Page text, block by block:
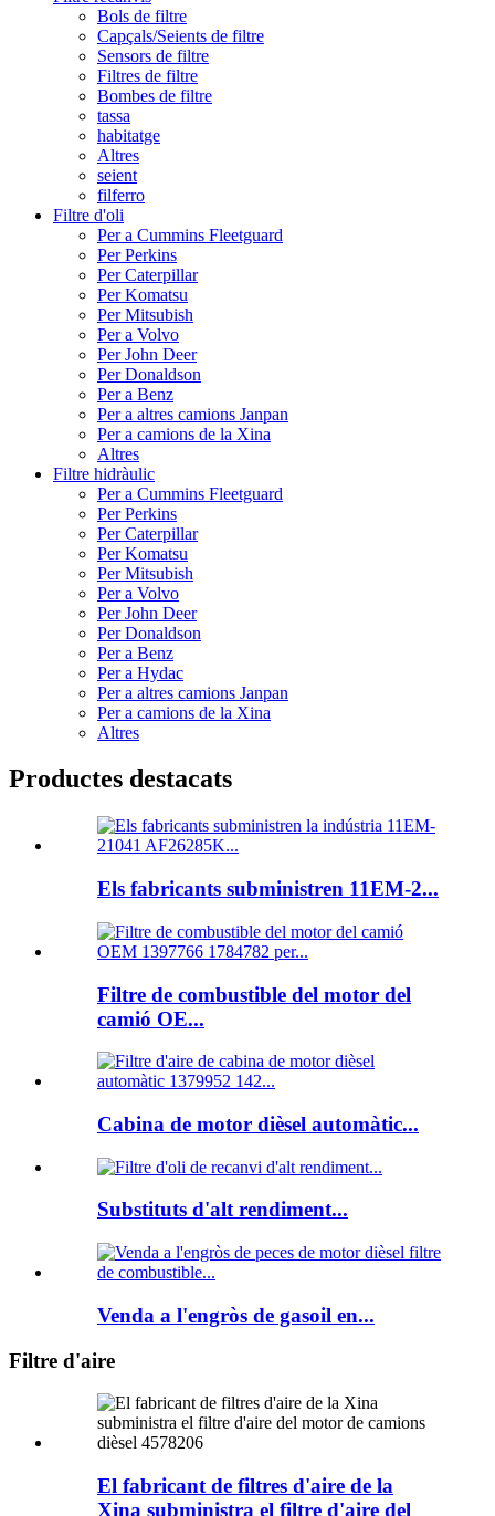
Bols de filtre
Capçals/Seients de filtre
Sensors de filtre
Filtres de filtre
Bombes de filtre
tassa
habitatge
Altres
seient
filferro
Filtre d'oli
Per a Cummins Fleetguard
Per Perkins
Per Caterpillar
Per Komatsu
Per Mitsubish
Per a Volvo
Per John Deer
Per Donaldson
Per a Benz
Per a altres camions Janpan
Per a camions de la Xina
Altres
Filtre hidràulic
Per a Cummins Fleetguard
Per Perkins
Per Caterpillar
Per Komatsu
Per Mitsubish
Per a Volvo
Per John Deer
Per Donaldson
Per a Benz
Per a Hydac
Per a altres camions Janpan
Per a camions de la Xina
Altres
Productes destacats
Els fabricants subministren 11EM-2...
Filtre de combustible del motor del
camió OE...
Cabina de motor dièsel automàtic...
Substituts d'alt rendiment...
Venda a l'engròs de gasoil en...
Filtre d'aire
El fabricant de filtres d'aire de la
Xina subministra el filtre d'aire del